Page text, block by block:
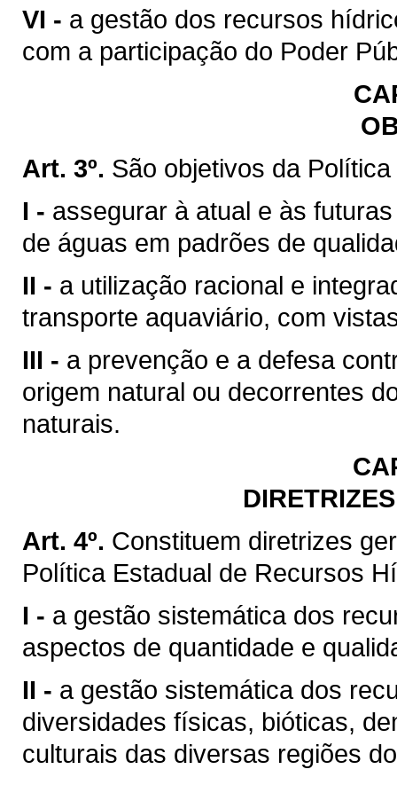
VI - a gestão dos recursos
com a participação do Poder
Art. 3º. São objetivos da
I - assegurar à atual e às
de águas em padrões de
II - a utilização racional e
transporte aquaviário, com
III - a prevenção e a defesa
origem natural ou decorrentes
naturais.
Art. 4º. Constituem diretrizes
Política Estadual de Recursos
I - a gestão sistemática dos
aspectos de quantidade e
II - a gestão sistemática dos
diversidades físicas, bióticas,
culturais das diversas regiões